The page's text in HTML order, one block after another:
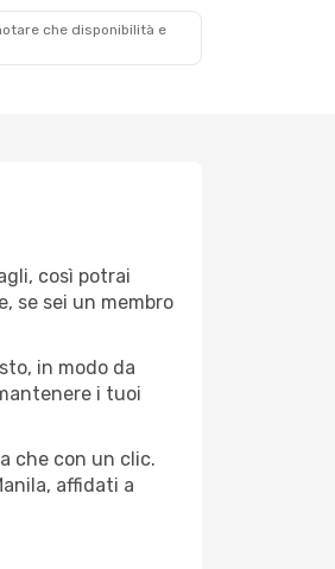
che disponibilità e
così potrai
se sei un membro
in modo da
i tuoi
che con un clic.
affidati a